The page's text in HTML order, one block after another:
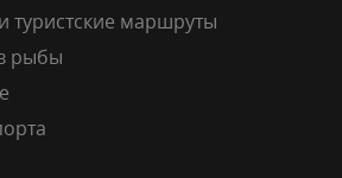
туристские маршруты
рыбы